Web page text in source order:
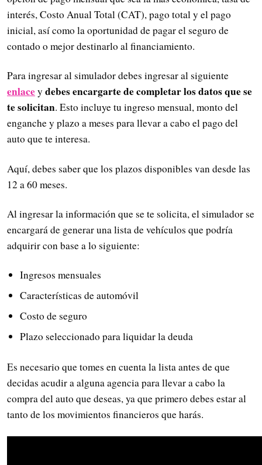
interés, Costo Anual Total (CAT), pago total y el pago
inicial, así como la oportunidad de pagar el seguro de
contado o mejor destinarlo al financiamiento.
Para ingresar al simulador debes ingresar al siguiente
enlacey debes encargarte de completar los datos que se
te solicitan. Esto incluye tu ingreso mensual, monto del
enganche y plazo a meses para llevar a cabo el pago del
auto que te interesa.
Aquí, debes saber que los plazos disponibles van desde las
12 a 60 meses.
Al ingresar la información que se te solicita, el simulador se
encargará de generar una lista de vehículos que podría
adquirir con base a lo siguiente:
Ingresos mensuales
Características de automóvil
Costo de seguro
Plazo seleccionado para liquidar la deuda
Es necesario que tomes en cuenta la lista antes de que
decidas acudir a alguna agencia para llevar a cabo la
compra del auto que deseas, ya que primero debes estar al
tanto de los movimientos financieros que harás.